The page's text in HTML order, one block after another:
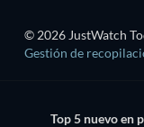
© 2026 JustWatch
Gestión de
Top 5 nuevo en